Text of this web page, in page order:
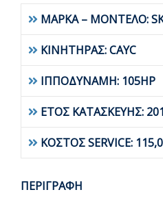
ΜΑΡΚΑ – ΜΟΝΤΕΛΟ:
ΚΙΝΗΤΗΡΑΣ: CAYC
ΙΠΠΟΔΥΝΑΜΗ: 105HP
ΕΤΟΣ ΚΑΤΑΣΚΕΥΗΣ:
ΚΟΣΤΟΣ SERVICE:
ΠΕΡΙΓΡΑΦΗ